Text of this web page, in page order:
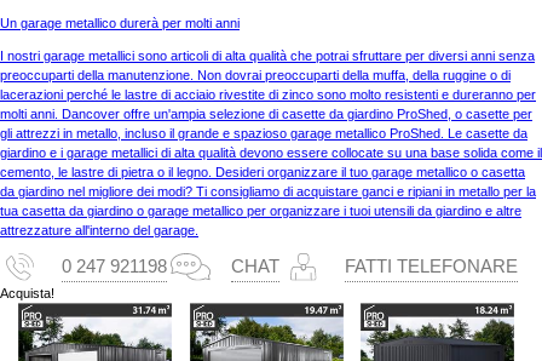
Un garage metallico durerà per molti anni
I nostri garage metallici sono articoli di alta qualità che potrai sfruttare per diversi anni senza
preoccuparti della manutenzione. Non dovrai preoccuparti della muffa, della ruggine o di
lacerazioni perché le lastre di acciaio rivestite di zinco sono molto resistenti e dureranno per
molti anni. Dancover offre un'ampia selezione di casette da giardino ProShed, o casette per
gli attrezzi in metallo, incluso il grande e spazioso garage metallico ProShed. Le casette da
giardino e i garage metallici di alta qualità devono essere collocate su una base solida come il
cemento, le lastre di pietra o il legno. Desideri organizzare il tuo garage metallico o casetta
da giardino nel migliore dei modi? Ti consigliamo di acquistare ganci e ripiani in metallo per la
tua casetta da giardino o garage metallico per organizzare i tuoi utensili da giardino e altre
attrezzature all'interno del garage.
0 247 921198 CHAT FATTI TELEFONARE
Acquista!